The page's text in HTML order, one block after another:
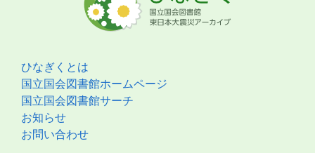
ひなぎくとは
国立国会図書館ホームページ
国立国会図書館サーチ
お知らせ
お問い合わせ